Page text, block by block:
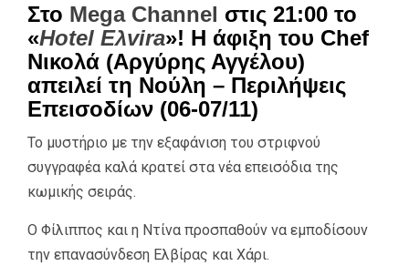
Στο Mega Channel στις 21:00 το
«Hotel Eλvira»! Η άφιξη του Chef
Νικολά (Αργύρης Αγγέλου)
απειλεί τη Νούλη – Περιλήψεις
Επεισοδίων (06-07/11)
Το μυστήριο με την εξαφάνιση του στριφνού
συγγραφέα καλά κρατεί στα νέα επεισόδια της
κωμικής σειράς.
Ο Φίλιππος και η Ντίνα προσπαθούν να εμποδίσουν
την επανασύνδεση Ελβίρας και Χάρι.